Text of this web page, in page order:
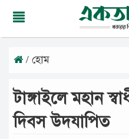
শনিবার,
অগাস্ট
২০২৬
শ্রাবণ
/ হোম
টাঙ্গাইলে মহান
দিবস উদযাপিত